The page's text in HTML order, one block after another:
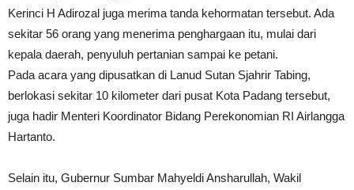
Kerinci H Adirozal juga merima tanda kehormatan tersebut. Ada
sekitar 56 orang yang menerima penghargaan itu, mulai dari
kepala daerah, penyuluh pertanian sampai ke petani.
Pada acara yang dipusatkan di Lanud Sutan Sjahrir Tabing,
berlokasi sekitar 10 kilometer dari pusat Kota Padang tersebut,
juga hadir Menteri Koordinator Bidang Perekonomian RI Airlangga
Hartanto.
Selain itu, Gubernur Sumbar Mahyeldi Ansharullah, Wakil